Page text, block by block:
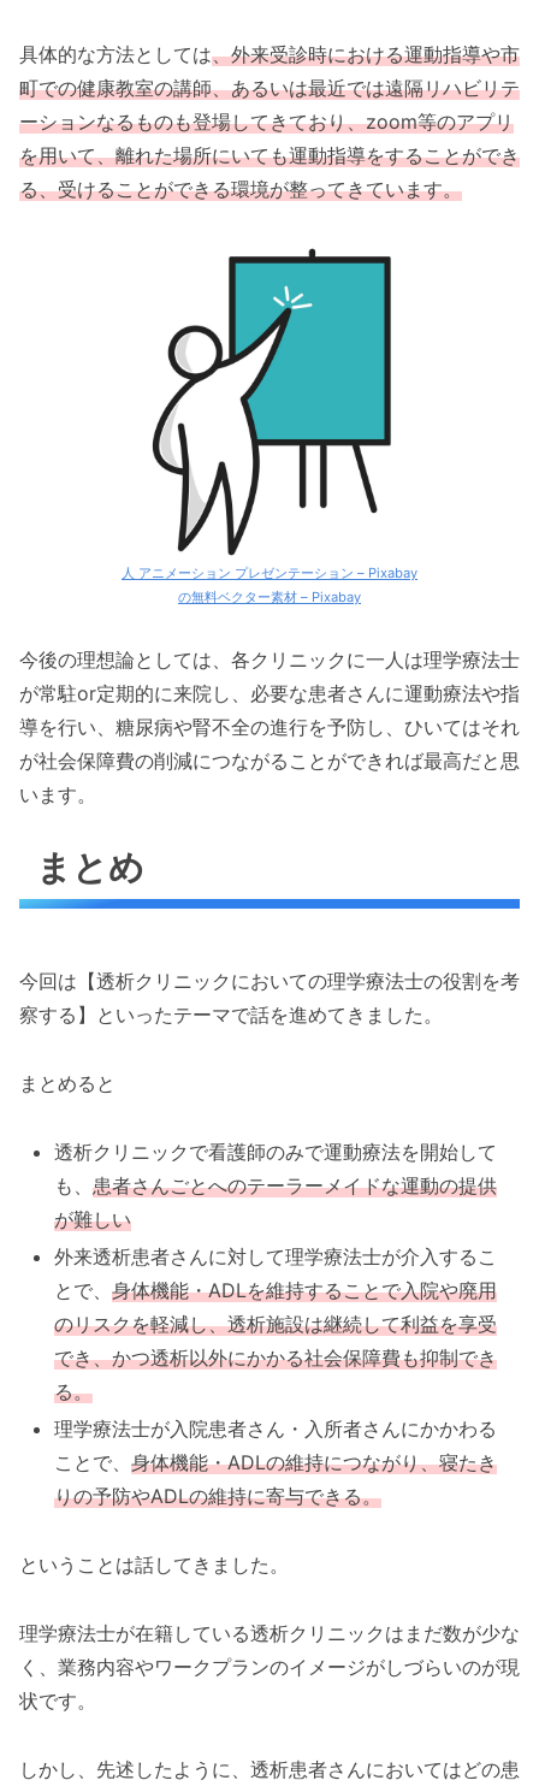
具体的な方法としては、外来受診時における運動指導や市
町での健康教室の講師、あるいは最近では遠隔リハビリテ
ーションなるものも登場してきており、zoom等のアプリ
を用いて、離れた場所にいても運動指導をすることができ
る、受けることができる環境が整ってきています。
人 アニメーション プレゼンテーション – Pixabay
の無料ベクター素材 – Pixabay
今後の理想論としては、各クリニックに一人は理学療法士
が常駐or定期的に来院し、必要な患者さんに運動療法や指
導を行い、糖尿病や腎不全の進行を予防し、ひいてはそれ
が社会保障費の削減につながることができれば最高だと思
います。
まとめ
今回は【透析クリニックにおいての理学療法士の役割を考
察する】といったテーマで話を進めてきました。
まとめると
透析クリニックで看護師のみで運動療法を開始して
も、患者さんごとへのテーラーメイドな運動の提供
が難しい
外来透析患者さんに対して理学療法士が介入するこ
とで、身体機能・ADLを維持することで入院や廃用
のリスクを軽減し、透析施設は継続して利益を享受
でき、かつ透析以外にかかる社会保障費も抑制でき
る。
理学療法士が入院患者さん・入所者さんにかかわる
ことで、身体機能・ADLの維持につながり、寝たき
りの予防やADLの維持に寄与できる。
ということは話してきました。
理学療法士が在籍している透析クリニックはまだ数が少な
く、業務内容やワークプランのイメージがしづらいのが現
状です。
しかし、先述したように、透析患者さんにおいてはどの患